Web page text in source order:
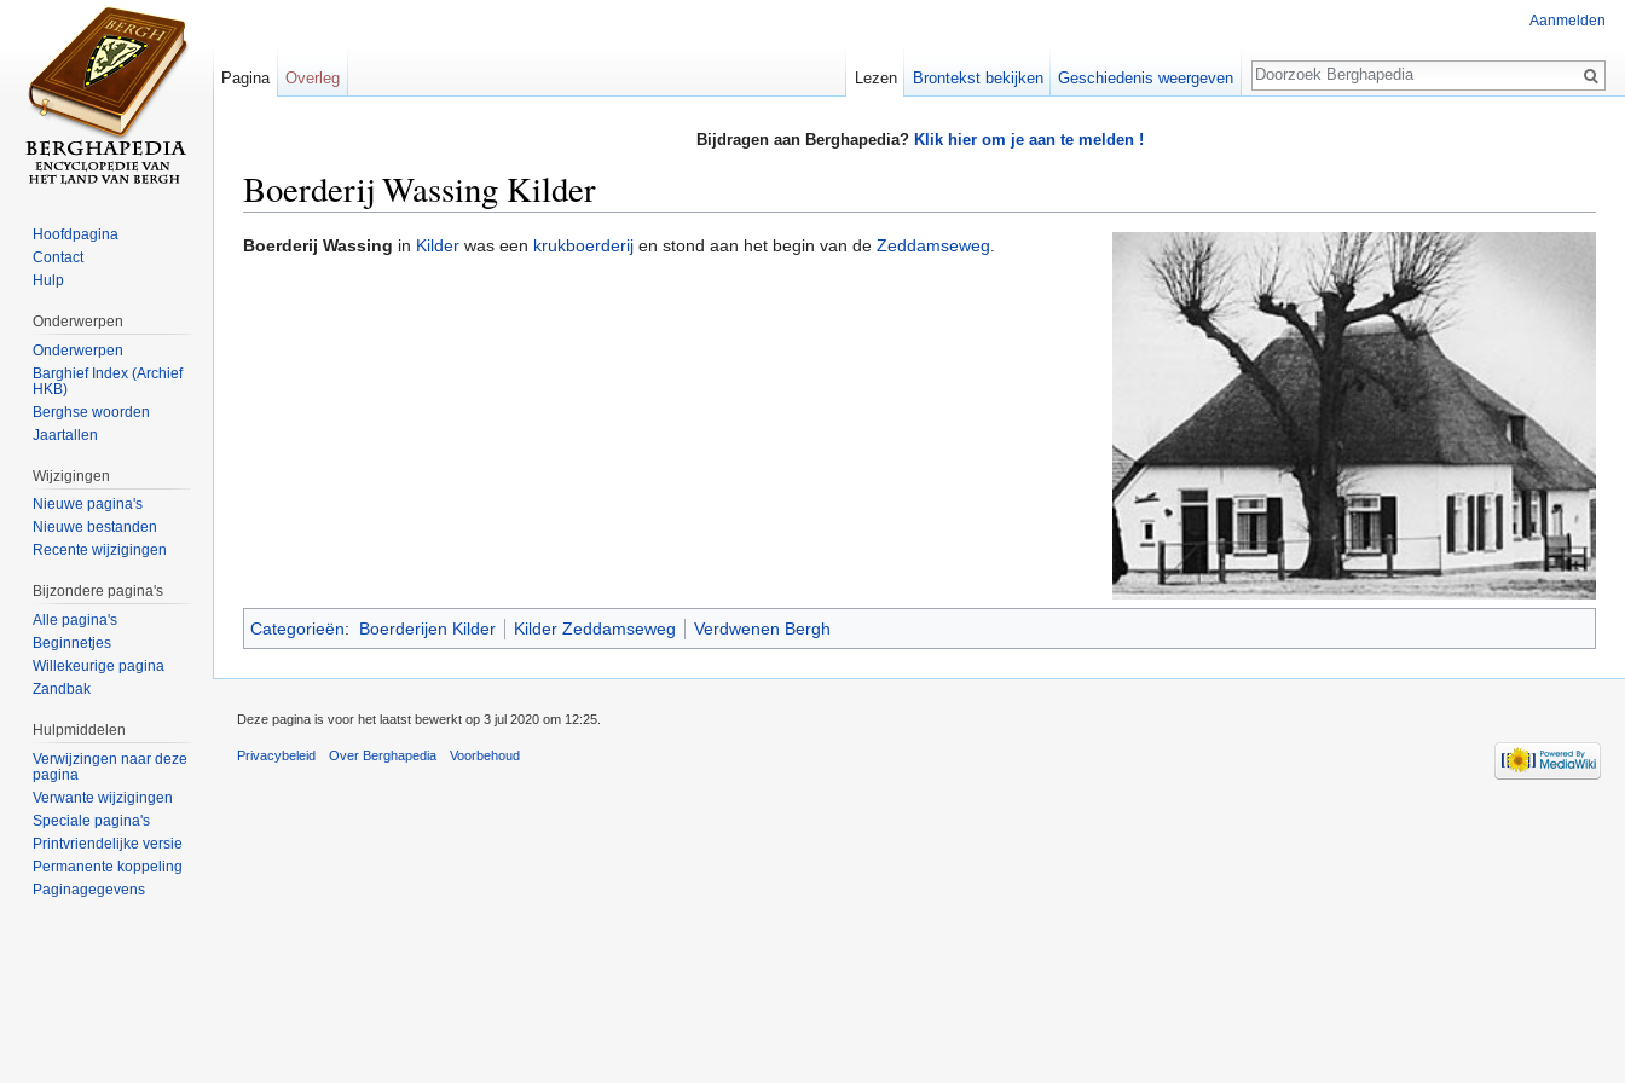
Bijdragen aan Berghapedia? Klik hier om je aan te melden !
Boerderij Wassing Kilder
Boerderij Wassing in Kilder was een krukboerderij en stond aan het begin van de Zeddamseweg.
Categorieën: Boerderijen Kilder Kilder Zeddamseweg Verdwenen Bergh
Aanmelden
Pagina Overleg Lezen Brontekst bekijken Geschiedenis weergeven
Zoeken
Hoofdpagina
Contact
Hulp
Onderwerpen
Onderwerpen
Barghief Index (Archief
HKB)
Berghse woorden
Jaartallen
Wijzigingen
Nieuwe pagina's
Nieuwe bestanden
Recente wijzigingen
Bijzondere pagina's
Alle pagina's
Beginnetjes
Willekeurige pagina
Zandbak
Hulpmiddelen
Verwijzingen naar deze
pagina
Verwante wijzigingen
Speciale pagina's
Printvriendelijke versie
Permanente koppeling
Paginagegevens
Deze pagina is voor het laatst bewerkt op 3 jul 2020 om 12:25.
Privacybeleid Over Berghapedia Voorbehoud